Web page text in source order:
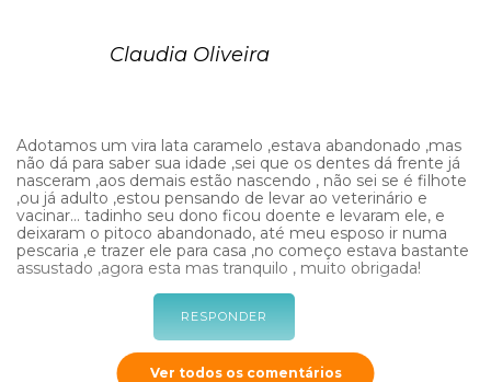
Claudia Oliveira
Adotamos um vira lata caramelo ,estava abandonado ,mas
não dá para saber sua idade ,sei que os dentes dá frente já
nasceram ,aos demais estão nascendo , não sei se é filhote
,ou já adulto ,estou pensando de levar ao veterinário e
vacinar… tadinho seu dono ficou doente e levaram ele, e
deixaram o pitoco abandonado, até meu esposo ir numa
pescaria ,e trazer ele para casa ,no começo estava bastante
assustado ,agora esta mas tranquilo , muito obrigada!
RESPONDER
Ver todos os comentários